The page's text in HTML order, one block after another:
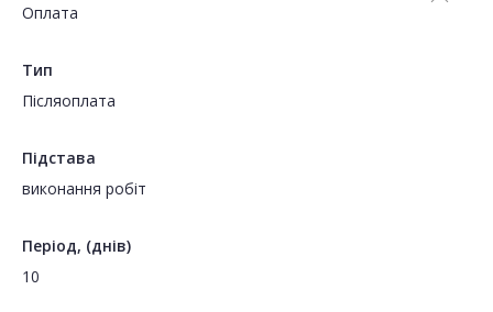
Оплата
Тип
Пiсляоплата
Підстава
виконання робіт
Період, (днів)
10